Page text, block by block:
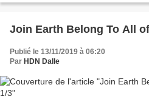
Join Earth Belong To All
Publié le 13/11/2019 à 06:20
Par HDN Dalle